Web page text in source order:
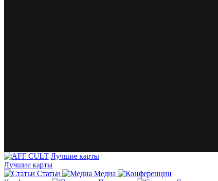
Лучшие карты
Лучшие карты
Статьи
Медиа